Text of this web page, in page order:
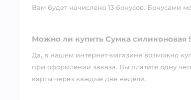
Вам будет начислено 13 бонусов. Бонусами
Можно ли купить Сумка силиконовая
Да, в нашем интернет-магазине возможно
при оформлении заказа. Вы платите одну
карты через каждые две недели.